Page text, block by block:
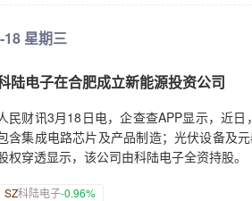
星期三
陆电子在合肥成立新能源投资公司
民财讯3月18日电，企查查APP显示，近
含集成电路芯片及产品制造；光伏设备及
权穿透显示，该公司由科陆电子全资持股。
SZ科陆电子-0.96%